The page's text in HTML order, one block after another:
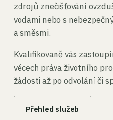
zdrojů znečišťování
vodami nebo s
a směsmi.
Kvalifikovaně vás
věcech práva životního
žádosti až po odvolání či
Přehled služeb